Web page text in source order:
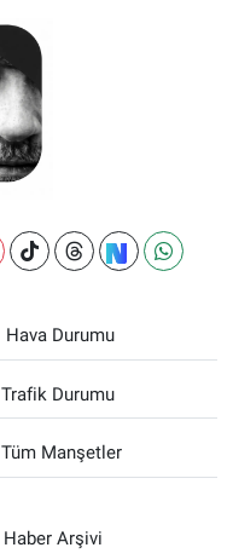
Hava Durumu
Trafik Durumu
Tüm Manşetler
Haber Arşivi